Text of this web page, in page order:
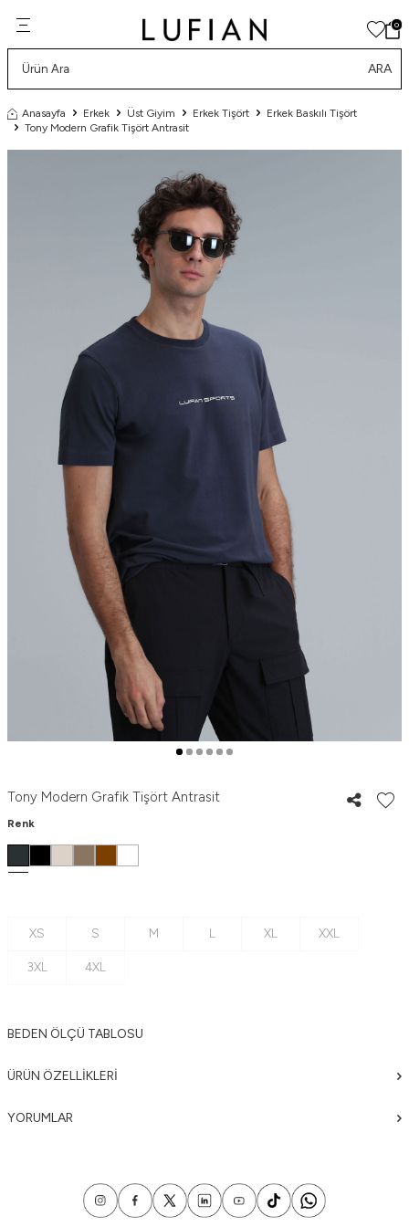
0
ARA
Anasayfa Erkek Üst Giyim Erkek Tişört
Erkek Baskılı Tişört
Tony Modern Grafik Tişört Antrasit
Tony Modern Grafik Tişört Antrasit
Renk
XS S M L XL XXL
3XL 4XL
BEDEN ÖLÇÜ TABLOSU
ÜRÜN ÖZELLIKLERI
YORUMLAR